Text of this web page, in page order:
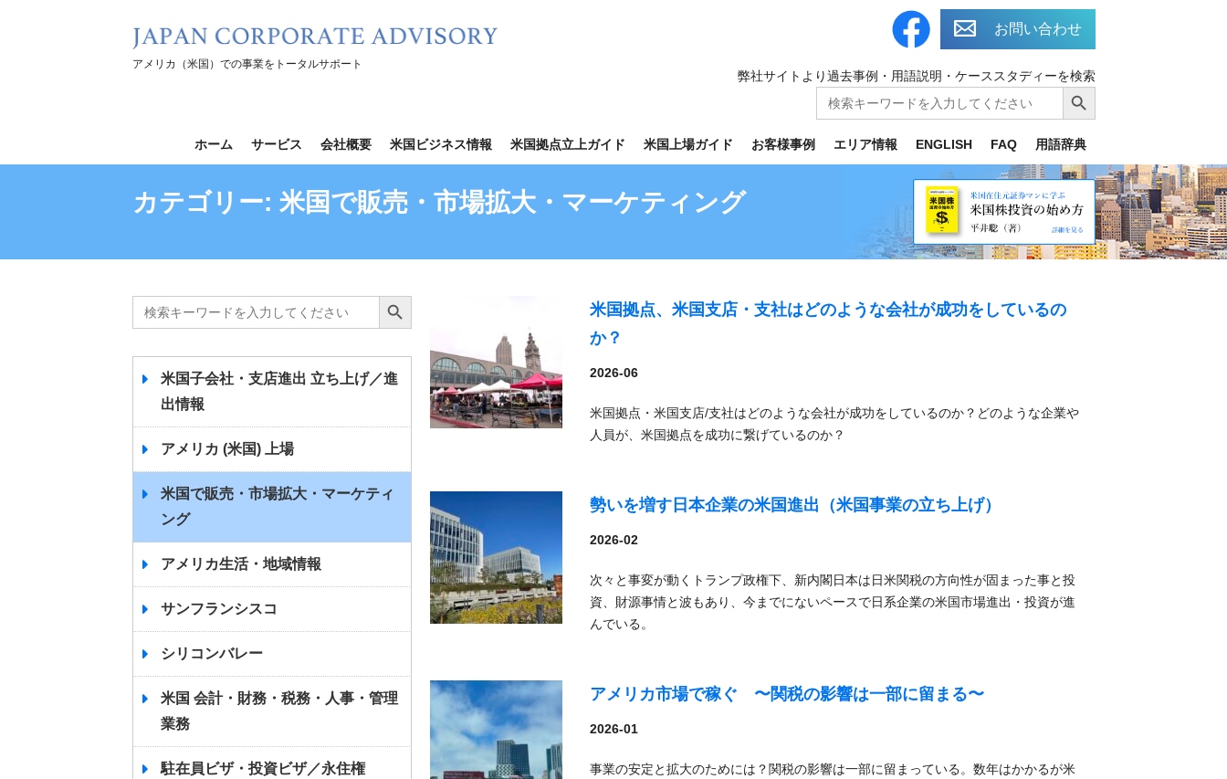
ス
アメリカ（米国）での事業をトータルサポート
お問い合わせ
弊社サイトより過去事例・用語説明・ケーススタディーを検索
Search
for:
Search Button
ホーム サービス 会社概要 米国ビジネス情報 米国拠点立上ガイド 米国上場ガイド お客様事例 エリア情報 ENGLISH FAQ 用語辞典
カテゴリー: 米国で販売・市場拡大・マーケティング
米国拠点、米国支店・支社はどのような会社が成功をしているの
か？
2026-06
米国拠点・米国支店/支社はどのような会社が成功をしているのか？どのような企業や
人員が、米国拠点を成功に繋げているのか？
勢いを増す日本企業の米国進出（米国事業の立ち上げ）
2026-02
次々と事変が動くトランプ政権下、新内閣日本は日米関税の方向性が固まった事と投
資、財源事情と波もあり、今までにないペースで日系企業の米国市場進出・投資が進
んでいる。
アメリカ市場で稼ぐ 〜関税の影響は一部に留まる〜
2026-01
事業の安定と拡大のためには？関税の影響は一部に留まっている。数年はかかるが米
Search
for:
Search Button
米国子会社・支店進出 立ち上げ／進
出情報
アメリカ (米国) 上場
米国で販売・市場拡大・マーケティ
ング
アメリカ生活・地域情報
サンフランシスコ
シリコンバレー
米国 会計・財務・税務・人事・管理
業務
駐在員ビザ・投資ビザ／永住権